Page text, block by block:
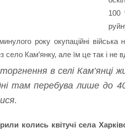
100
року окупаційні
село Кам’янку, але їм це так і не
в селі Кам’янці
там перебува лише до
колись квітучі села